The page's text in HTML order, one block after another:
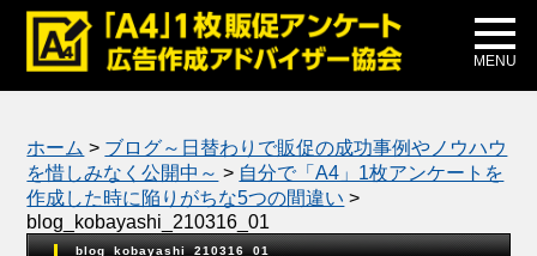
MENU
メディア掲載
公式ブログ
ホーム > ブログ～日替わりで販促の成功事例やノウハウ
を惜しみなく公開中～ > 自分で「A4」1枚アンケートを
作成した時に陥りがちな5つの間違い >
blog_kobayashi_210316_01
blog_kobayashi_210316_01